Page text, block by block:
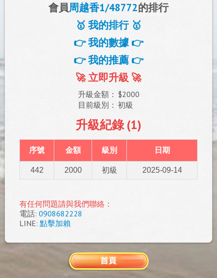
會員周越香1/48772的排行
🥇 我的排行 🥇
👉 我的數據 👉
👉 我的推薦 👉
🚀 立即升級 🚀
升級金額： $2000
目前級別： 初級
升級紀錄 (1)
序號 金額 級別 日期
442 2000 初級 2025-09-14
有任何問題請與我們聯絡：
電話: 0908682228
LINE: 點擊加賴